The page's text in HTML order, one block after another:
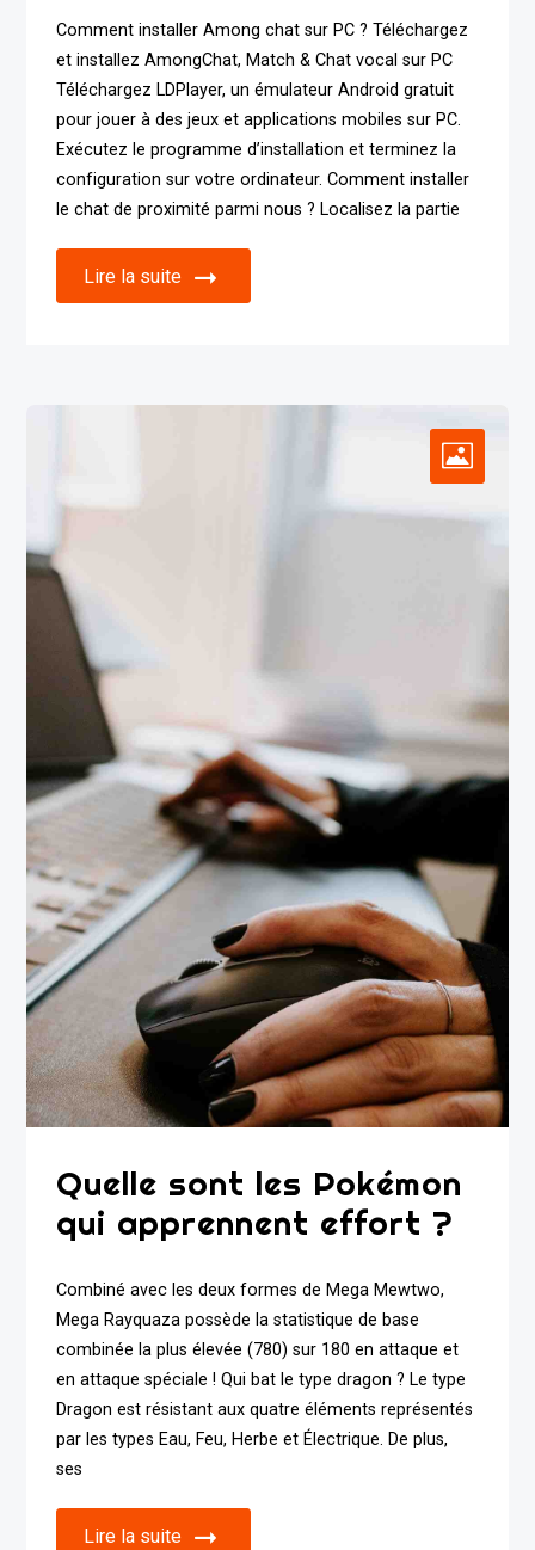
Comment installer Among chat sur PC ? Téléchargez
et installez AmongChat, Match & Chat vocal sur PC
Téléchargez LDPlayer, un émulateur Android gratuit
pour jouer à des jeux et applications mobiles sur PC.
Exécutez le programme d’installation et terminez la
configuration sur votre ordinateur. Comment installer
le chat de proximité parmi nous ? Localisez la partie
Lire la suite
Quelle sont les Pokémon
qui apprennent effort ?
Combiné avec les deux formes de Mega Mewtwo,
Mega Rayquaza possède la statistique de base
combinée la plus élevée (780) sur 180 en attaque et
en attaque spéciale ! Qui bat le type dragon ? Le type
Dragon est résistant aux quatre éléments représentés
par les types Eau, Feu, Herbe et Électrique. De plus,
ses
Lire la suite